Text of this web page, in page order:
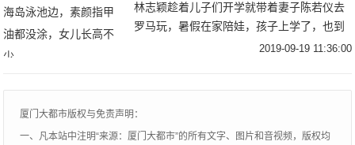
林志颖趁着儿子们开学就带着妻子陈若仪去
罗马玩，暑假在家陪娃，孩子上学了，也到
了父母过二人世界的时光。前提是要有钱，
2019-09-19 11:36:00
厦门大都市版权与免责声明：
一、凡本站中注明“来源：厦门大都市”的所有文字、图片和音视频，版权均